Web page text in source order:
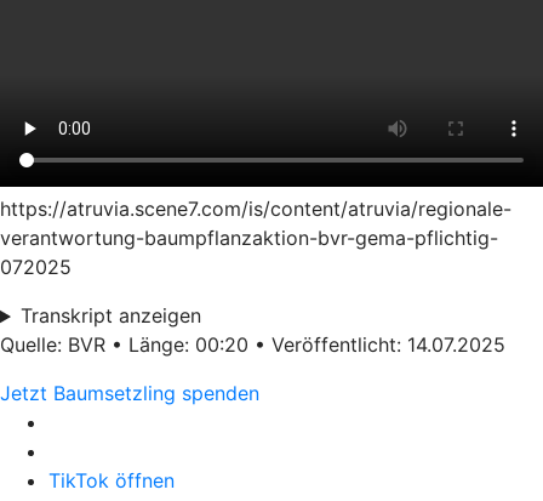
https://atruvia.scene7.com/is/content/atruvia/regionale-
verantwortung-baumpflanzaktion-bvr-gema-pflichtig-
072025
Transkript anzeigen
Quelle: BVR • Länge: 00:20 • Veröffentlicht: 14.07.2025
Jetzt Baumsetzling spenden
TikTok öffnen